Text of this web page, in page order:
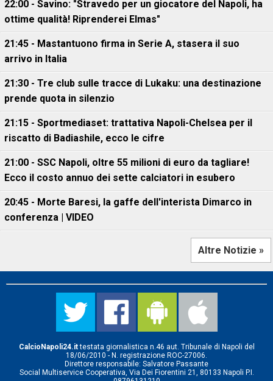
22:00 - Savino: "Stravedo per un giocatore del Napoli, ha
ottime qualità! Riprenderei Elmas"
21:45 - Mastantuono firma in Serie A, stasera il suo
arrivo in Italia
21:30 - Tre club sulle tracce di Lukaku: una destinazione
prende quota in silenzio
21:15 - Sportmediaset: trattativa Napoli-Chelsea per il
riscatto di Badiashile, ecco le cifre
21:00 - SSC Napoli, oltre 55 milioni di euro da tagliare!
Ecco il costo annuo dei sette calciatori in esubero
20:45 - Morte Baresi, la gaffe dell'interista Dimarco in
conferenza | VIDEO
Altre Notizie »
CalcioNapoli24.ittestata giornalistica n.46 aut. Tribunale di Napoli del
18/06/2010 - N. registrazione ROC-27006.
Direttore responsabile: Salvatore Passante
Social Multiservice Cooperativa, Via Dei Fiorentini 21, 80133 Napoli P.I.